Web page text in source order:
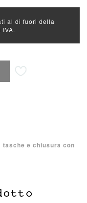
al di fuori della
tasche e chiusura con